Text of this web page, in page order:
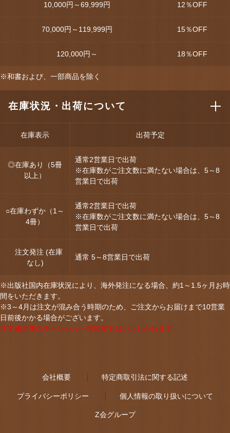
10,000円～69,999円 12％OFF
70,000円～119,999円 15％OFF
120,000円～ 18％OFF
※和書および、一部商品を除く
在庫状況・出荷について
在庫表示 出荷予定
◎在庫あり（5冊
以上）
通常2営業日で出荷
※在庫数がご注文数に満たない場合は、5～8
営業日で出荷
○在庫わずか（1～
4冊）
通常2営業日で出荷
※在庫数がご注文数に満たない場合は、5～8
営業日で出荷
注文発注 (在庫
なし)
通常 5～8営業日で出荷
※出版社国内在庫状況により、海外発注になる場合、約1～1.5ヶ月お時
間をいただきます。
※3～4月は注文が混み合う時期のため、ご注文からお届けまで10営業
日前後かかる場合がございます。
注文確定後のキャンセル・内容変更はいたしかねます。
会社概要 特定商取引法に関する記述
プライバシーポリシー 個人情報の取り扱いについて
Z会グループ